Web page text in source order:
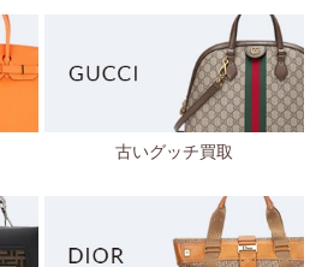
古いグッチ買取